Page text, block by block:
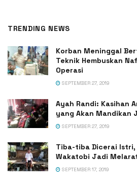
TRENDING NEWS
Korban Meninggal
Teknik Hembuskan
Operasi
SEPTEMBER 27, 2019
Ayah Randi: Kasihan
yang Akan Mandikan
SEPTEMBER 27, 2019
Tiba-tiba Dicerai
Wakatobi Jadi
SEPTEMBER 17, 2019